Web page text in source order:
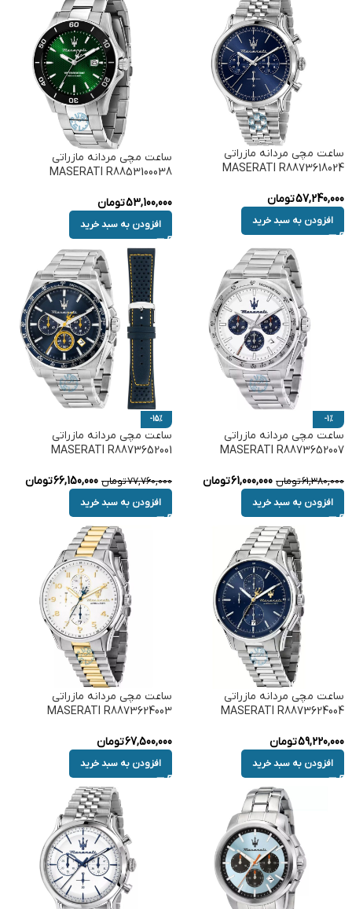
ساعت مچی مردانه مازراتی
MASERATI R8873618024
57,240,000تومان
افزودن به سبد خرید
ساعت مچی مردانه مازراتی
MASERATI R8853100038
53,100,000تومان
افزودن به سبد خرید
-1%
ساعت مچی مردانه مازراتی
MASERATI R8873652007
61,380,000تومان 61,000,000تومان
افزودن به سبد خرید
-15%
ساعت مچی مردانه مازراتی
MASERATI R8873652001
77,760,000تومان 66,150,000تومان
افزودن به سبد خرید
ساعت مچی مردانه مازراتی
MASERATI R8873624004
59,220,000تومان
افزودن به سبد خرید
ساعت مچی مردانه مازراتی
MASERATI R8873624003
67,500,000تومان
افزودن به سبد خرید